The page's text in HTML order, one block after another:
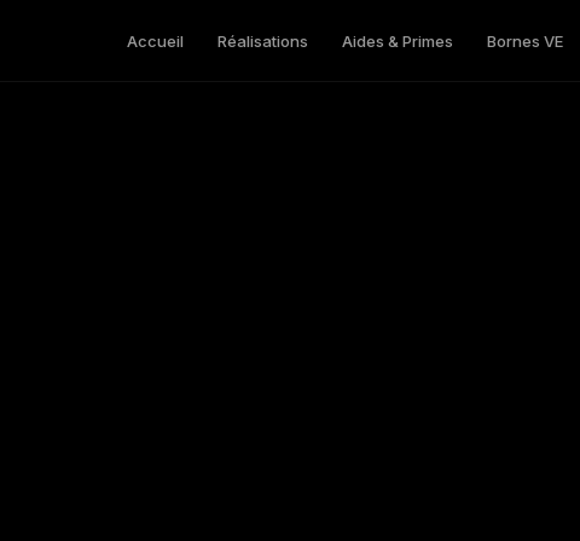
Accueil Réalisations Aides & Primes Bornes VE